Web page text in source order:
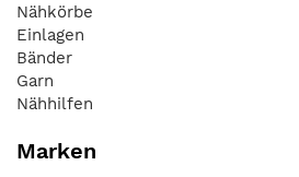
Nähkörbe
Einlagen
Bänder
Garn
Nähhilfen
Marken